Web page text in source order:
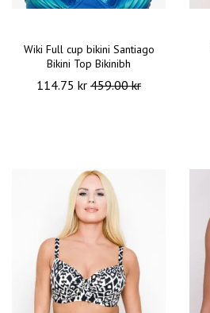
Wiki Full cup bikini Santiago
Bikini Top Bikinibh
114.75 kr 459.00 kr